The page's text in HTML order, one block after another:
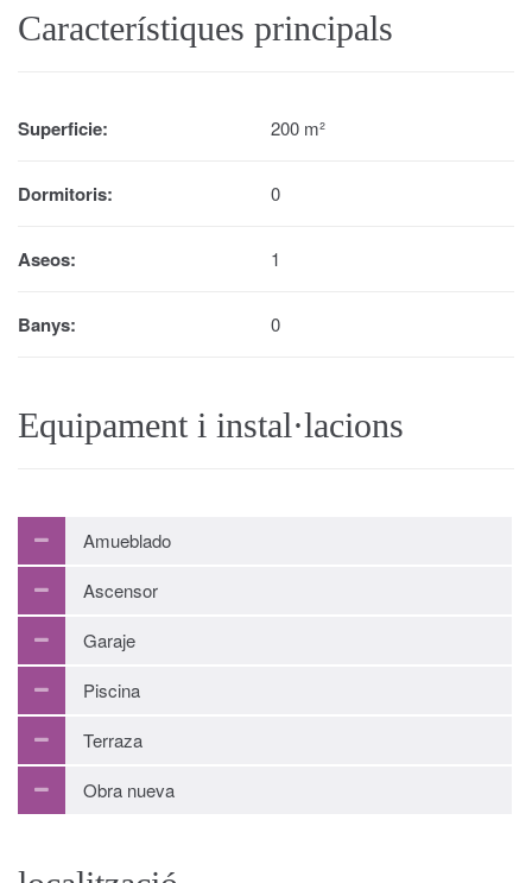
Característiques principals
Superficie: 200 m²
Dormitoris: 0
Aseos: 1
Banys: 0
Equipament i instal·lacions
Amueblado
Ascensor
Garaje
Piscina
Terraza
Obra nueva